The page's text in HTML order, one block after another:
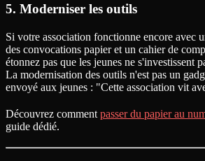
5. Moderniser les outils
Si votre association fonctionne encore avec
des convocations papier et un cahier de
étonnez pas que les jeunes ne s'investissent
La modernisation des outils n'est pas un
envoyé aux jeunes : "Cette association vit
Découvrez comment passer du papier au
guide dédié.